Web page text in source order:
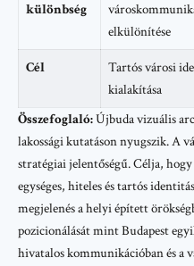
különbség
elkülönítése
Cél
Tartós városi
kialakítása
Összefoglaló:Újbuda vizuális
lakossági kutatáson nyugszik. A
stratégiai jelentőségű. Célja,
egységes, hiteles és tartós
megjelenés a helyi épített
pozicionálását mint Budapest
hivatalos kommunikációban és a